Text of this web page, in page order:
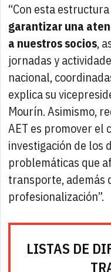
“Con esta estructura
garantizar una
a nuestros socios,
jornadas y
nacional,
explica su
Mourín. Asimismo,
AET es promover el
investigación de los
problemáticas que
transporte, además
profesionalización”.
LISTAS DE